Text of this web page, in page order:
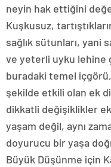
neyin hak ettiğini
Kuşkusuz,
sağlık sütunları, yani
ve yeterli uyku lehine
buradaki temel içgörü,
şekilde etkili olan ek
dikkatli değişiklikler
yaşam değil, aynı
doyurucu bir yaşa
Büyük Düşünme için